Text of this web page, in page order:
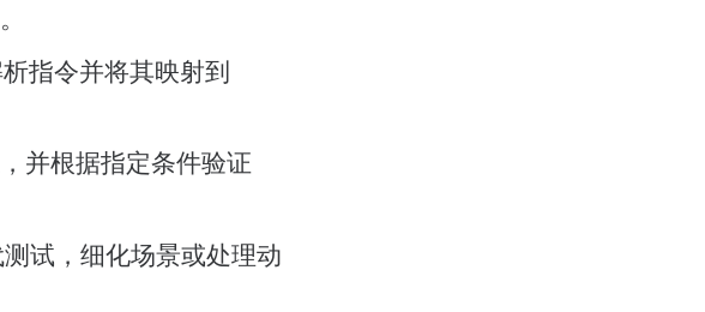
指令并将其映射到
并根据指定条件验证
试，细化场景或处理动